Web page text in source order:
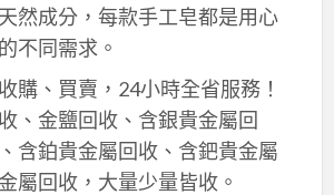
然成分，每款手工皂都是用心
不同需求。
購、買賣，24小時全省服務！
、金鹽回收、含銀貴金屬回
含鉑貴金屬回收、含鈀貴金屬
屬回收，大量少量皆收。